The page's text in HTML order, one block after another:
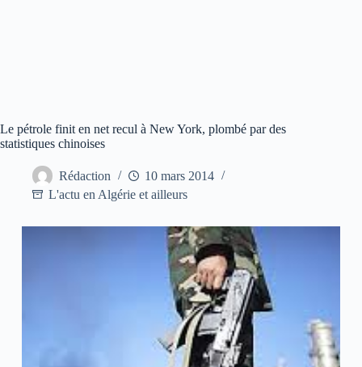
Le pétrole finit en net recul à New York, plombé par des
statistiques chinoises
Rédaction
10 mars 2014
L'actu en Algérie et ailleurs